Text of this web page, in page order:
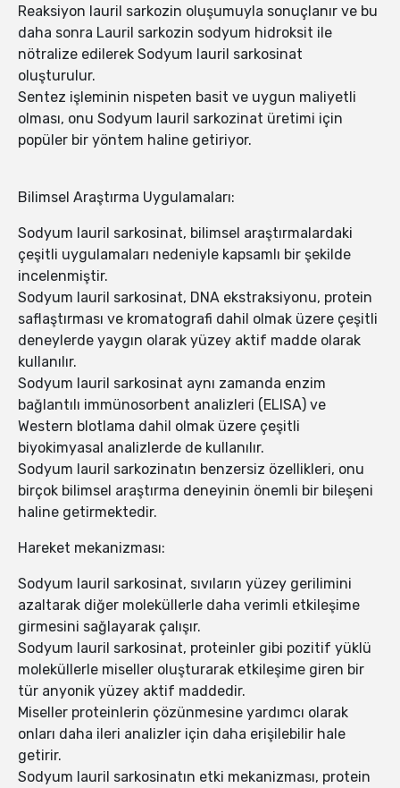
Reaksiyon lauril sarkozin oluşumuyla sonuçlanır ve bu
daha sonra Lauril sarkozin sodyum hidroksit ile
nötralize edilerek Sodyum lauril sarkosinat
oluşturulur.
Sentez işleminin nispeten basit ve uygun maliyetli
olması, onu Sodyum lauril sarkozinat üretimi için
popüler bir yöntem haline getiriyor.
Bilimsel Araştırma Uygulamaları:
Sodyum lauril sarkosinat, bilimsel araştırmalardaki
çeşitli uygulamaları nedeniyle kapsamlı bir şekilde
incelenmiştir.
Sodyum lauril sarkosinat, DNA ekstraksiyonu, protein
saflaştırması ve kromatografi dahil olmak üzere çeşitli
deneylerde yaygın olarak yüzey aktif madde olarak
kullanılır.
Sodyum lauril sarkosinat aynı zamanda enzim
bağlantılı immünosorbent analizleri (ELISA) ve
Western blotlama dahil olmak üzere çeşitli
biyokimyasal analizlerde de kullanılır.
Sodyum lauril sarkozinatın benzersiz özellikleri, onu
birçok bilimsel araştırma deneyinin önemli bir bileşeni
haline getirmektedir.
Hareket mekanizması:
Sodyum lauril sarkosinat, sıvıların yüzey gerilimini
azaltarak diğer moleküllerle daha verimli etkileşime
girmesini sağlayarak çalışır.
Sodyum lauril sarkosinat, proteinler gibi pozitif yüklü
moleküllerle miseller oluşturarak etkileşime giren bir
tür anyonik yüzey aktif maddedir.
Miseller proteinlerin çözünmesine yardımcı olarak
onları daha ileri analizler için daha erişilebilir hale
getirir.
Sodyum lauril sarkosinatın etki mekanizması, protein